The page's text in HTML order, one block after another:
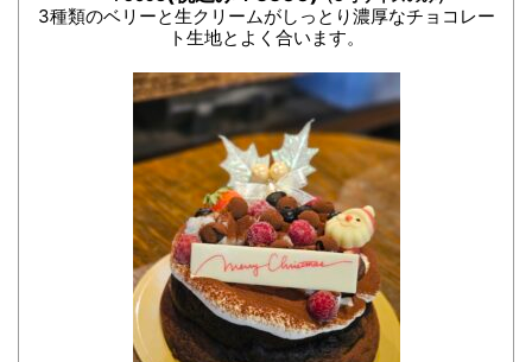
3種類のベリーと生クリームがしっとり濃厚なチョコレー
ト生地とよく合います。